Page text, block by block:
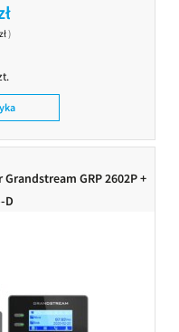
)
GRP 2602P +
D